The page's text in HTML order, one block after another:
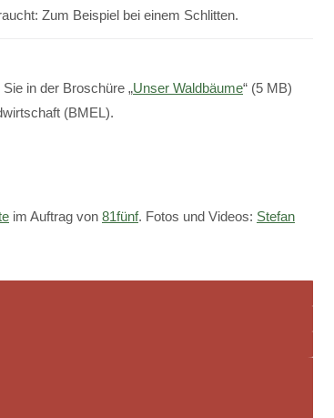
Zum Beispiel bei einem Schlitten.
in der Broschüre „Unser Waldbäume“ (5 MB)
(BMEL).
im Auftrag von 81fünf. Fotos und Videos: Stefan